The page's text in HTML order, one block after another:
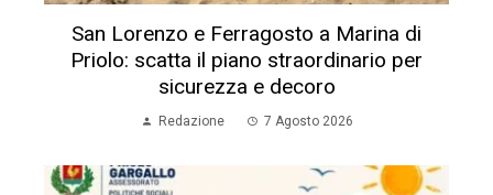
San Lorenzo e Ferragosto a Marina di
Priolo: scatta il piano straordinario per
sicurezza e decoro
Redazione 7 Agosto 2026